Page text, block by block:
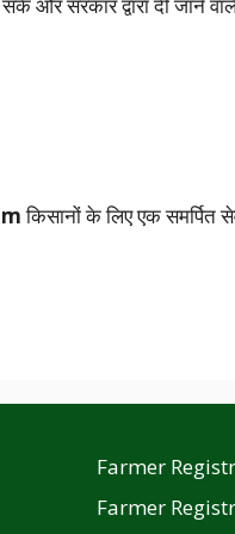
किसानों के लिए एक समर्पित
Farmer
Farmer